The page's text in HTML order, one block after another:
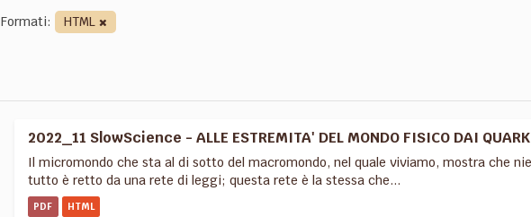
Formati: HTML
2022_11 SlowScience - ALLE ESTREMITA' DEL MONDO FISICO DAI
Il micromondo che sta al di sotto del macromondo, nel quale viviamo, mostra che
tutto è retto da una rete di leggi; questa rete è la stessa che...
PDF HTML